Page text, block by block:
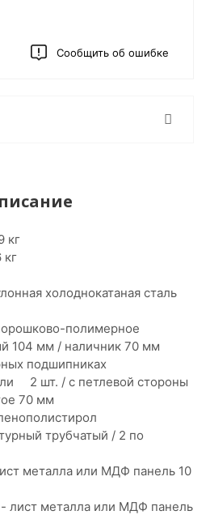
Сообщить об ошибке
кг
холоднокатаная сталь
полимерное
104 мм / наличник 70 мм
подшипниках
2 шт. / с петлевой стороны
70 мм
трубчатый / 2 по
металла или МДФ панель 10
лист металла или МДФ панель